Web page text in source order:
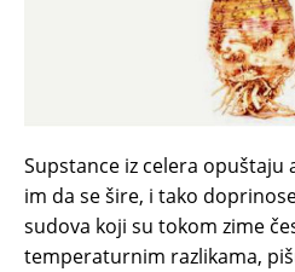
Supstance iz celera
im da se šire, i tako
sudova koji su tokom zime
temperaturnim razlikama,